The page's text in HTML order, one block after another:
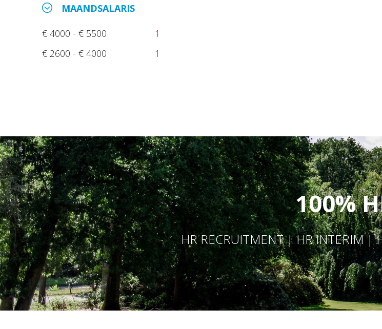
MAANDSALARIS
€ 4000 - € 5500
1
€ 2600 - € 4000
1
100%
HR RECRUITMENT | HR INTERIM |